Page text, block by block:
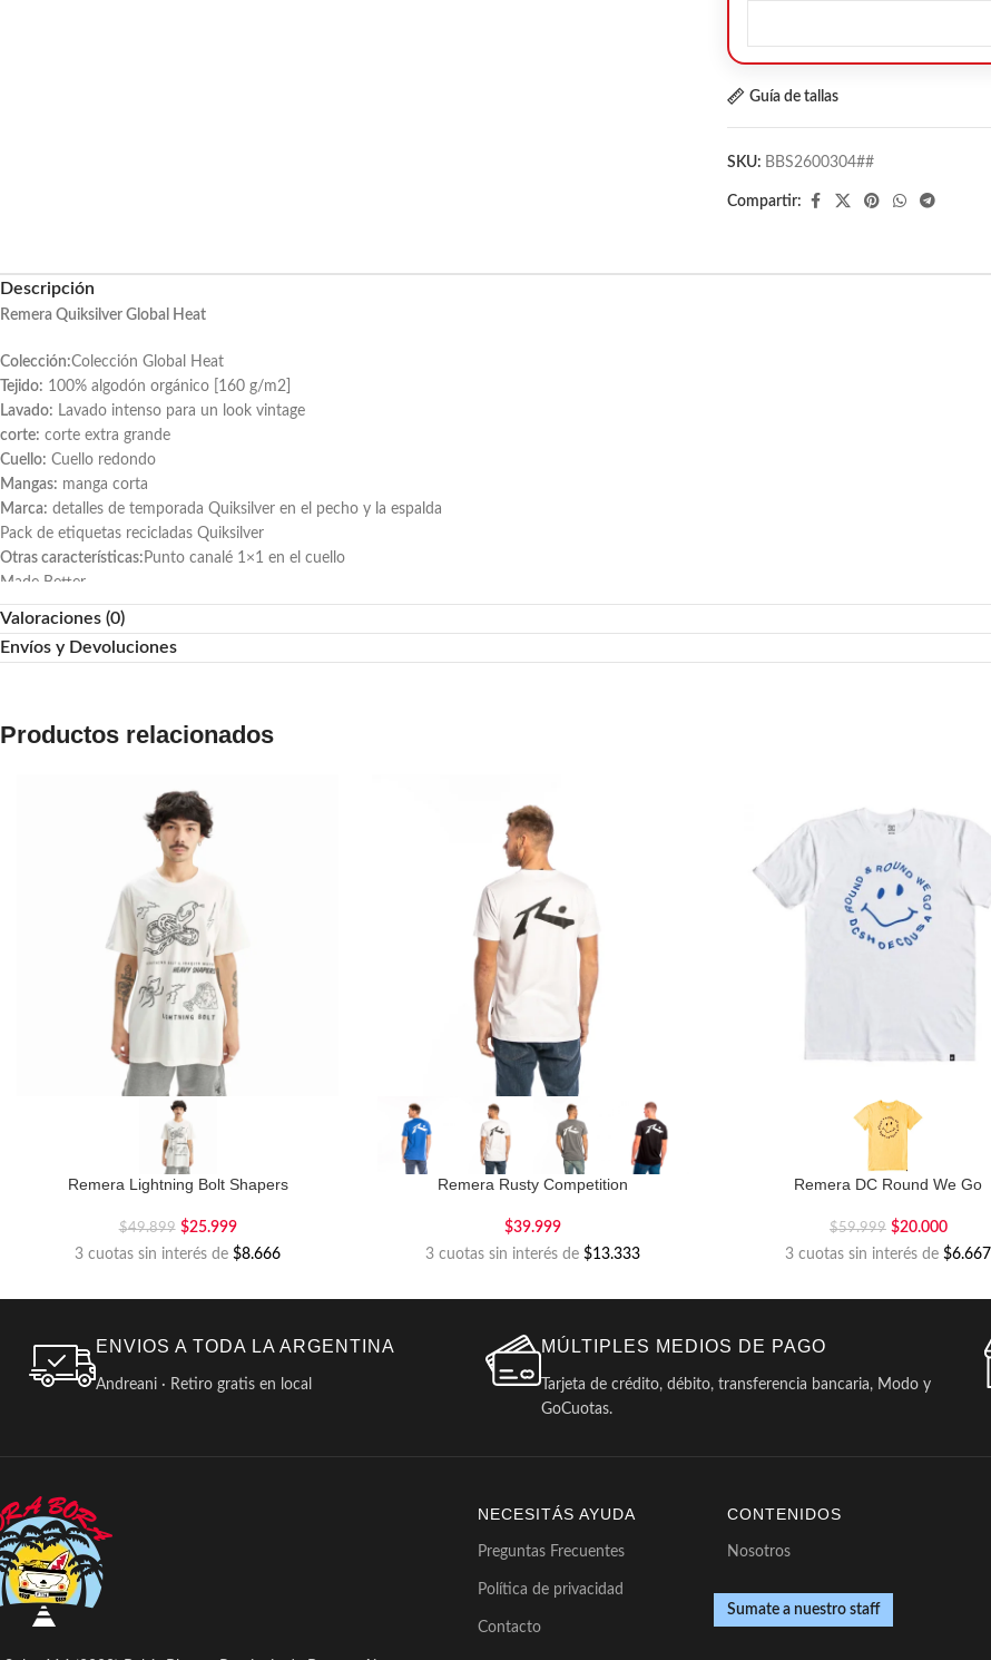
Guía de tallas
SKU: BBS2600304##
Compartir:
Descripción
Remera Quiksilver Global Heat
Colección:Colección Global Heat
Tejido: 100% algodón orgánico [160 g/m2]
Lavado: Lavado intenso para un look vintage
corte: corte extra grande
Cuello: Cuello redondo
Mangas: manga corta
Marca: detalles de temporada Quiksilver en el pecho y la espalda
Pack de etiquetas recicladas Quiksilver
Otras características: Punto canalé 1×1 en el cuello
Made Better
ComposiciónTejido principal 100% algodón orgánico
Producto importado
Valoraciones (0)
Envíos y Devoluciones
Productos relacionados
Remera Lightning Bolt Shapers
$49.899 $25.999
3 cuotas sin interés de$8.666
Remera Rusty Competition
$39.999
3 cuotas sin interés de$13.333
Remera DC Round We Go
$59.999 $20.000
3 cuotas sin interés de$6.667
ENVIOS A TODA LA ARGENTINA
Andreani · Retiro gratis en local
MÚLTIPLES MEDIOS DE PAGO
Tarjeta de crédito, débito, transferencia bancaria, Modo y
GoCuotas.
NECESITÁS AYUDA
Preguntas Frecuentes
Política de privacidad
Contacto
CONTENIDOS
Nosotros
Sumate a nuestro staff